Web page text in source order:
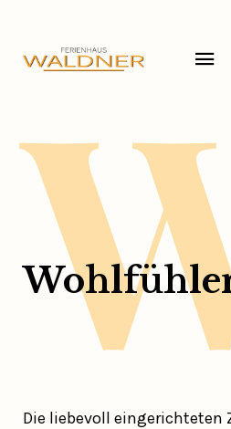
Die liebevoll eingerichteten